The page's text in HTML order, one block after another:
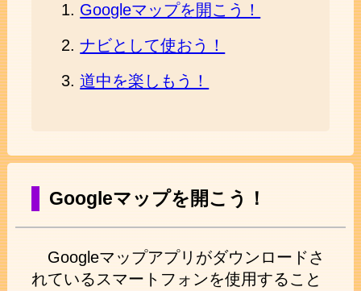
Googleマップを開こう！
ナビとして使おう！
道中を楽しもう！
Googleマップを開こう！
Googleマップアプリがダウンロードさ
れているスマートフォンを使用すること